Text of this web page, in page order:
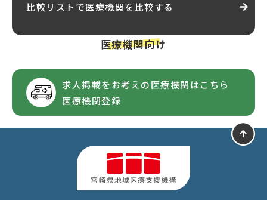
比較リストで医療機関を比較する
医療機関向け
求人掲載をお考えの医療機関はこちら
医療機関登録